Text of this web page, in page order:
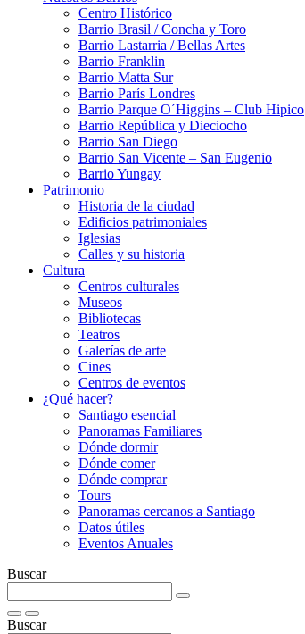
Centro Histórico
Barrio Brasil / Concha y Toro
Barrio Lastarria / Bellas Artes
Barrio Franklin
Barrio Matta Sur
Barrio Parí­s Londres
Barrio Parque O´Higgins – Club Hipico
Barrio República y Dieciocho
Barrio San Diego
Barrio San Vicente – San Eugenio
Barrio Yungay
Patrimonio
Historia de la ciudad
Edificios patrimoniales
Iglesias
Calles y su historia
Cultura
Centros culturales
Museos
Bibliotecas
Teatros
Galerí­as de arte
Cines
Centros de eventos
¿Qué hacer?
Santiago esencial
Panoramas Familiares
Dónde dormir
Dónde comer
Dónde comprar
Tours
Panoramas cercanos a Santiago
Datos útiles
Eventos Anuales
Buscar
Buscar